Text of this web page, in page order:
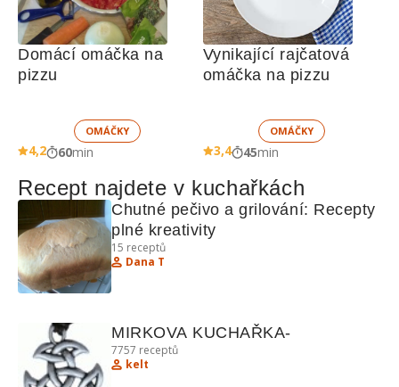
Domácí omáčka na
OMÁČKY
4,2 60min
Vynikající rajčatová
omáčka na pizzu
OMÁČKY
3,4 45min
Recept najdete v kuchařkách
Chutné pečivo a grilování: Recepty
plné kreativity
15 receptů
Dana T
MIRKOVA KUCHAŘKA-
7757 receptů
kelt